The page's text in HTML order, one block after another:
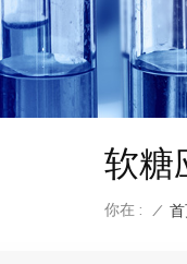
软糖
你在 : / 首